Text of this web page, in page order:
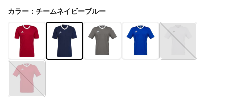
カラー：チームネイビーブルー